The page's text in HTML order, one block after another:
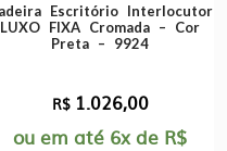
Escritório Interlocutor
LUXO FIXA Cromada – Cor
Preta – 9924
R$ 1.026,00
ou em até 6x de R$